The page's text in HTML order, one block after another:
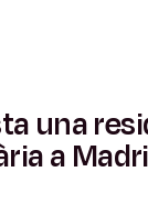
una
a